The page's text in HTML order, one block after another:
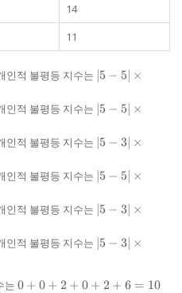
14
11
인적 불평등 지수는 |5-5|
|10-
10| =
∣5 − 5∣ ×
인적 불평등 지수는 |5-5|
|10-
14| =
∣5 − 5∣ ×
인적 불평등 지수는 |5-3|
|10-
11| =
∣5 − 3∣ ×
인적 불평등 지수는 |5-5|
|10-
14| =
∣5 − 5∣ ×
인적 불평등 지수는 |5-3|
|10-
11| =
∣5 − 3∣ ×
인적 불평등 지수는 |5-3|
11| =
∣5 − 3∣ ×
는 0
0 + 0 + 2 + 0 + 2 + 6 = 10